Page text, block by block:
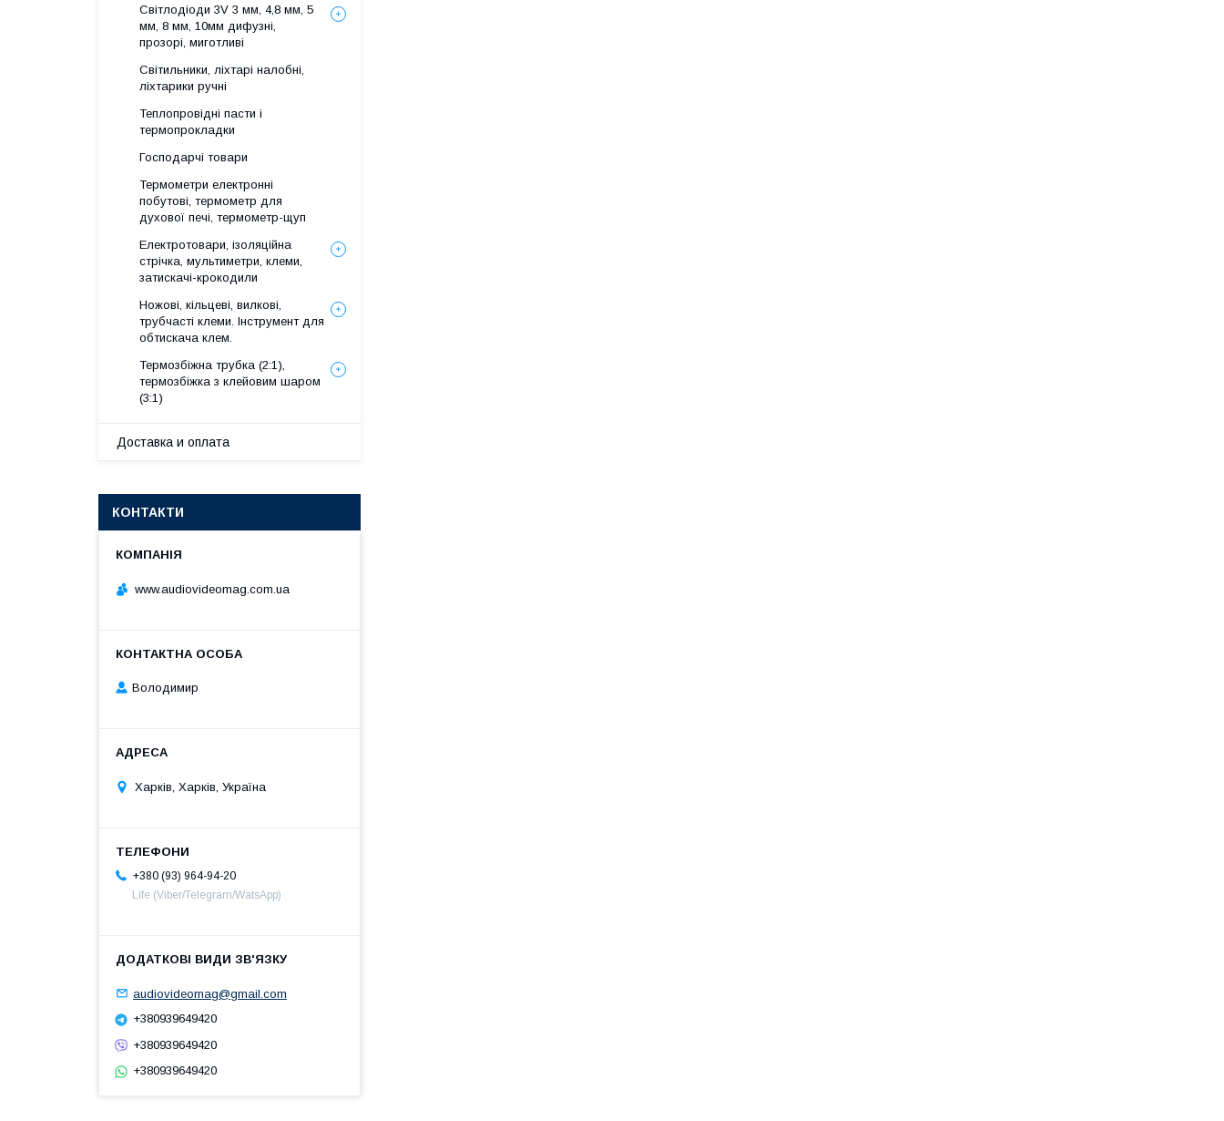
Світлодіоди 3V 3 мм, 4,8 мм, 5
мм, 8 мм, 10мм дифузні,
прозорі, миготливі
Світильники, ліхтарі налобні,
ліхтарики ручні
Теплопровідні пасти і
термопрокладки
Господарчі товари
Термометри електронні
побутові, термометр для
духової печі, термометр-щуп
Електротовари, ізоляційна
стрічка, мультиметри, клеми,
затискачі-крокодили
Ножові, кільцеві, вилкові,
трубчасті клеми. Інструмент для
обтискача клем.
Термозбіжна трубка (2:1),
термозбіжка з клейовим шаром
(3:1)
Доставка и оплата
КОНТАКТИ
www.audiovideomag.com.ua
Володимир
Харків, Харків, Україна
+380 (93) 964-94-20
Life (Viber/Telegram/WatsApp)
audiovideomag@gmail.com
+380939649420
+380939649420
+380939649420